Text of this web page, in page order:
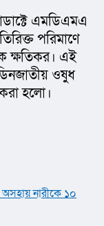
এমডিএমএ
পরিমাণে
ক্ষতিকর। এই
ওষুধ
হলো।